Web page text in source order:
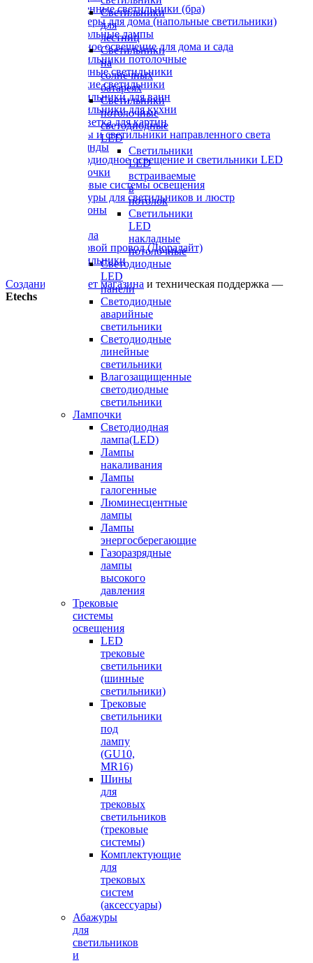
Светильники
для
лестниц
Светильники
на
солнечных
батареях
Светильники
потолочные
светодиодные
LED
Cветильники
LED
встраиваемые
в
потолок
Светильники
LED
накладные
потолочные
Светодиодные
LED
панели
Светодиодные
аварийные
светильники
Светодиодные
линейные
светильники
Влагозащищенные
светодиодные
светильники
Лампочки
Светодиодная
лампа(LED)
Лампы
накаливания
Лампы
галогенные
Люминесцентные
лампы
Лампы
энергосберегающие
Газоразрядные
лампы
высокого
давления
Трековые
системы
освещения
LED
трековые
светильники
(шинные
светильники)
Трековые
светильники
под
лампу
(GU10,
MR16)
Шины
для
трековых
светильников
(трековые
системы)
Комплектующие
для
трековых
систем
(аксессуары)
Абажуры
для
светильников
и
Настенные светильники (бра)
Торшеры для дома (напольные светильники)
Настольные лампы
Уличное освещение для дома и сада
Светильники потолочные
Точечные светильники
Детские светильники
Светильники для ванн
Светильники для кухни
Подсветка для картин
Споты и светильники направленного света
Гирлянды
Светодиодное освещение и светильники LED
Лампочки
Трековые системы освещения
Абажуры для светильников и люстр
Плафоны
Зеркала
Световой провод (Дюралайт)
Светильники
Создание интернет магазина и техническая поддержка —
Etechs